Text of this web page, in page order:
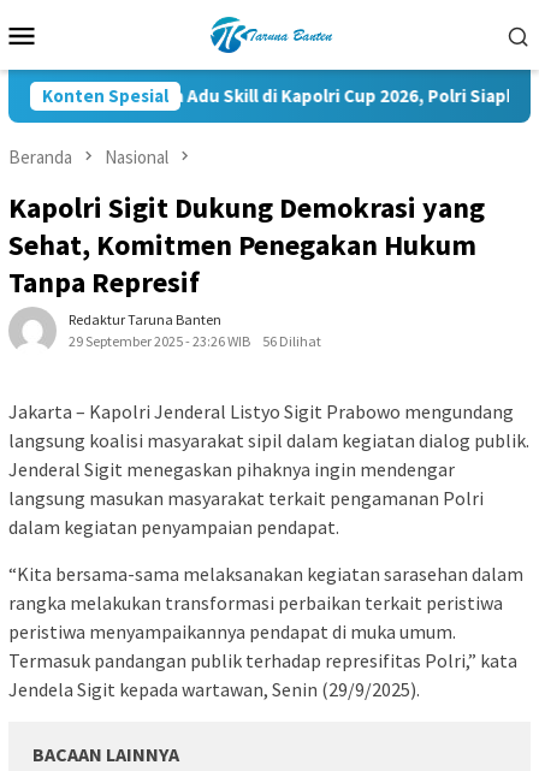
ke
Mobile
Konten Spesial
35.936 Peserta Adu Skill di Kapolri Cup 2026, Polri Siapkan
Beranda Nasional
Kapolri Sigit Dukung Demokrasi yang
Sehat, Komitmen Penegakan Hukum
Tanpa Represif
Redaktur Taruna Banten
29 September 2025 - 23:26 WIB
56 Dilihat
Jakarta – Kapolri Jenderal Listyo Sigit Prabowo mengundang
langsung koalisi masyarakat sipil dalam kegiatan dialog publik.
Jenderal Sigit menegaskan pihaknya ingin mendengar
langsung masukan masyarakat terkait pengamanan Polri
dalam kegiatan penyampaian pendapat.
“Kita bersama-sama melaksanakan kegiatan sarasehan dalam
rangka melakukan transformasi perbaikan terkait peristiwa
peristiwa menyampaikannya pendapat di muka umum.
Termasuk pandangan publik terhadap represifitas Polri,” kata
Jendela Sigit kepada wartawan, Senin (29/9/2025).
BACAAN LAINNYA